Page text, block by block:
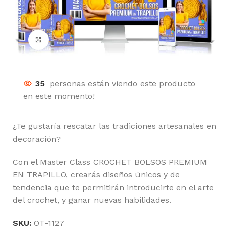
Click para agrandar
35 personas están viendo este producto
en este momento!
¿Te gustaría rescatar las tradiciones artesanales en
decoración?
Con el Master Class CROCHET BOLSOS PREMIUM
EN TRAPILLO, crearás diseños únicos y de
tendencia que te permitirán introducirte en el arte
del crochet, y ganar nuevas habilidades.
SKU: OT-1127